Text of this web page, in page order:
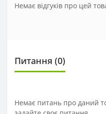
Немає відгуків про цей
Питання (0)
Немає питань про даний